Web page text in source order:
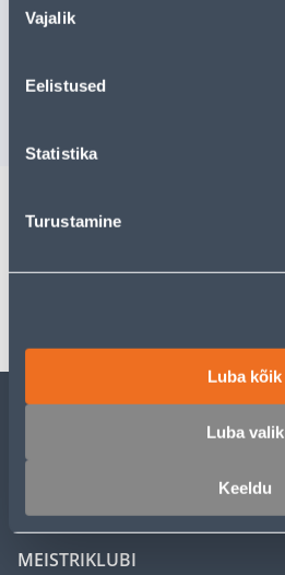
valik
Vajalik
Eelistused
Statistika
Turustamine
Luba kõik
Luba valik
Keeldu
MEISTRIKLUBI